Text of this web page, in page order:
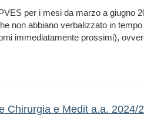
per i mesi da marzo a giugno
non abbiano verbalizzato in
immediatamente prossimi),
Chirurgia e Medit a.a. 2024/